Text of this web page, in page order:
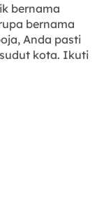
bernama
bernama
Anda pasti
kota. Ikuti